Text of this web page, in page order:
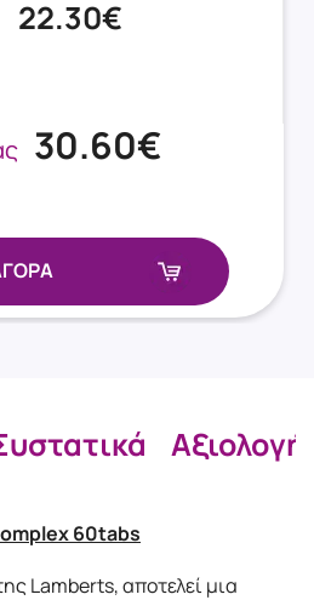
22.30€
30.60€
60tabs
Lamberts, αποτελεί μια